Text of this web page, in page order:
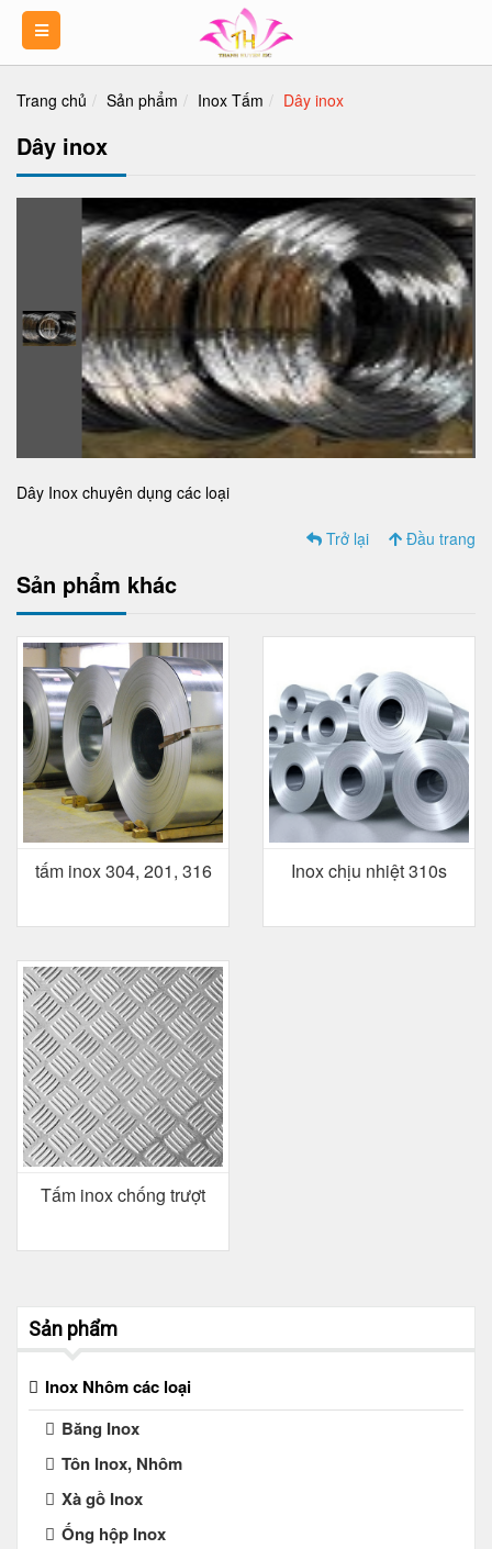
Trang chủ Sản phẩm Inox Tấm Dây inox
Dây inox
Dây Inox chuyên dụng các loại
Trở lại Đầu trang
Sản phẩm khác
tấm inox 304, 201, 316 Inox chịu nhiệt 310s
Tấm inox chống trượt
Sản phẩm
Inox Nhôm các loại
Băng Inox
Tôn Inox, Nhôm
Xà gồ Inox
Ống hộp Inox